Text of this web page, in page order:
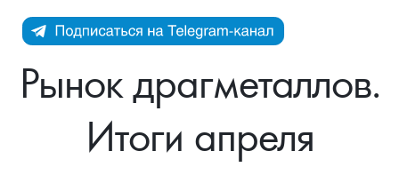
Каталог Монет
Инвестиционные монеты
Монеты Россия и СССР
Иностранные
Памятные и старинные монеты
Памятные монеты России и СССР
Монеты и жетоны ЗМД
Инфо
Как сделать заказ
Подлинность монет
Доставка
Подбор монет
Рынок драгметаллов.
Итоги апреля